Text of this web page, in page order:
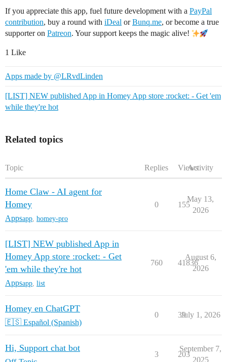
If you appreciate this app, fuel future development with a PayPal
contribution, buy a round with iDeal orBunq.me, or become a true
supporter on Patreon. Your support keeps the magic alive!
1 Like
Apps made by @LRvdLinden
[LIST] NEW published App in Homey App store :rocket: - Get 'em
while they're hot
Related topics
Topic Replies ViewsActivity
Home Claw - AI agent for
Homey
Appsapp homey-pro
0 155
May 13,
2026
[LIST] NEW published App in
Homey App store :rocket: - Get
'em while they're hot
Appsapp list
760 41836
August 6,
2026
Homey en ChatGPT
🇪🇸 Español (Spanish)
0 39
July 1, 2026
Hi, Support chat bot
3 203
September 7,
2025